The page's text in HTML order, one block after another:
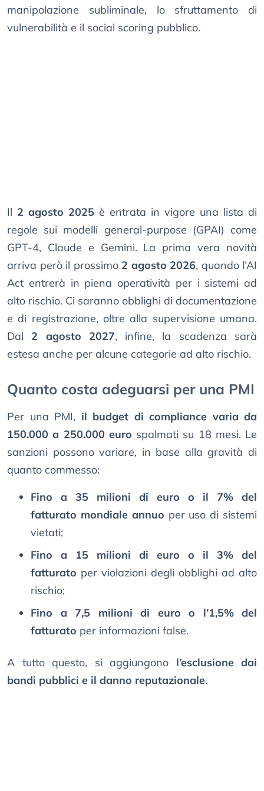
manipolazione subliminale, lo sfruttamento di
vulnerabilità e il social scoring pubblico.
Il 2 agosto 2025 è entrata in vigore una lista di
regole sui modelli general-purpose (GPAI) come
GPT-4, Claude e Gemini. La prima vera novità
arriva però il prossimo 2 agosto 2026, quando l’AI
Act entrerà in piena operatività per i sistemi ad
alto rischio. Ci saranno obblighi di documentazione
e di registrazione, oltre alla supervisione umana.
Dal 2 agosto 2027, infine, la scadenza sarà
estesa anche per alcune categorie ad alto rischio.
Quanto costa adeguarsi per una PMI
Per una PMI, il budget di compliance varia da
150.000 a 250.000 euro spalmati su 18 mesi. Le
sanzioni possono variare, in base alla gravità di
quanto commesso:
Fino a 35 milioni di euro o il 7% del
fatturato mondiale annuo per uso di sistemi
vietati;
Fino a 15 milioni di euro o il 3% del
fatturato per violazioni degli obblighi ad alto
rischio;
Fino a 7,5 milioni di euro o l’1,5% del
fatturato per informazioni false.
A tutto questo, si aggiungono l’esclusione dai
bandi pubblici e il danno reputazionale.